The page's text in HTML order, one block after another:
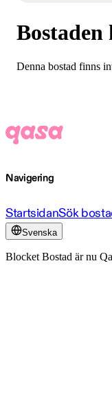
Denna bostad finns
Navigering
StartsidanSök
Svenska
Blocket Bostad är nu